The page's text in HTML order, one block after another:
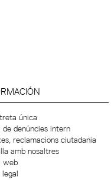
única
de denúncies intern
reclamacions ciutadania
amb nosaltres
web